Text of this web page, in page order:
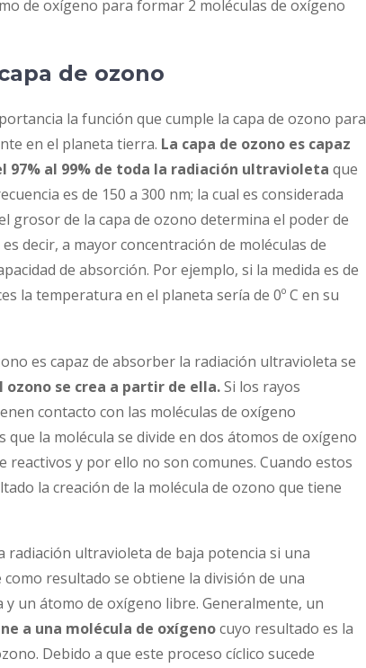
de oxígeno para formar 2 moléculas de oxígeno
de ozono
la función que cumple la capa de ozono para
en el planeta tierra. La capa de ozono es capaz
97% al 99% de toda la radiación ultravioleta que
es de 150 a 300 nm; la cual es considerada
grosor de la capa de ozono determina el poder de
decir, a mayor concentración de moléculas de
de absorción. Por ejemplo, si la medida es de
la temperatura en el planeta sería de 0º C en su
es capaz de absorber la radiación ultravioleta se
ozono se crea a partir de ella.Si los rayos
contacto con las moléculas de oxígeno
que la molécula se divide en dos átomos de oxígeno
reactivos y por ello no son comunes. Cuando estos
la creación de la molécula de ozono que tiene
radiación ultravioleta de baja potencia si una
resultado se obtiene la división de una
un átomo de oxígeno libre. Generalmente, un
a una molécula de oxígenocuyo resultado es la
Debido a que este proceso cíclico sucede